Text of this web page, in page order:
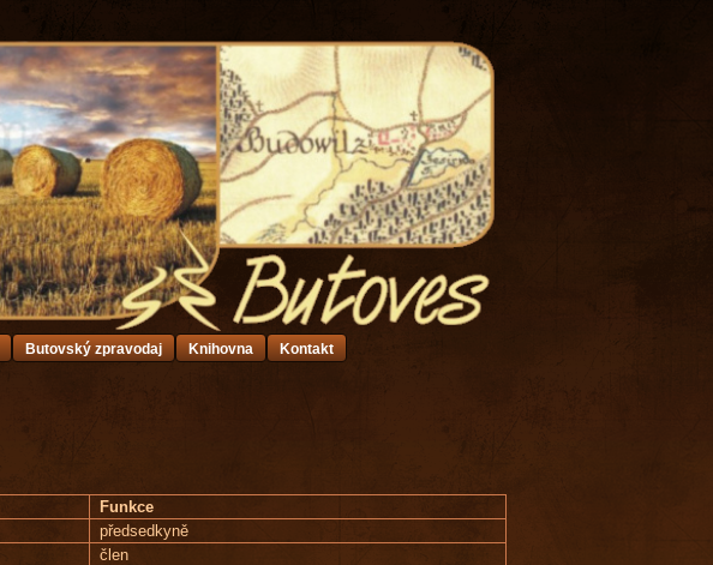
Butovský zpravodaj Knihovna Kontakt
Funkce
předsedkyně
člen